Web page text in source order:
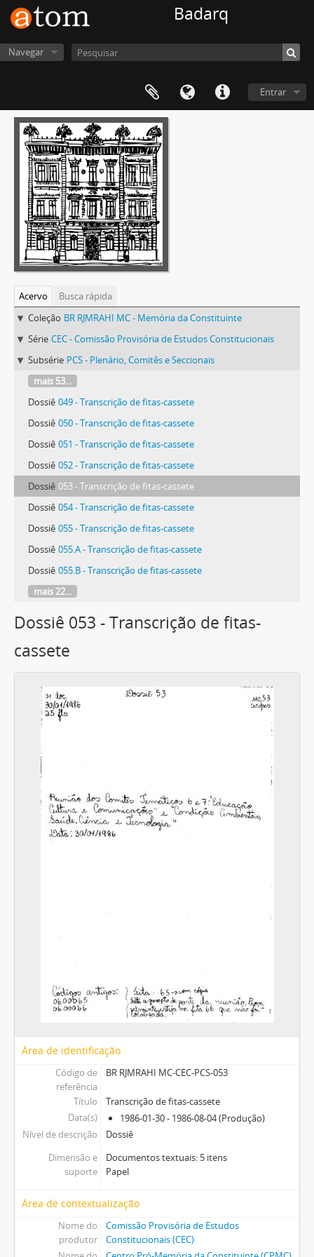
Badarq
Navegar
Entrar
Acervo
Busca rápida
Coleção BR RJMRAHI MC - Memória da Constituinte
Série CEC - Comissão Provisória de Estudos Constitucionais
Subsérie PCS - Plenário, Comitês e Seccionais
mais 53...
Dossiê 049 - Transcrição de fitas-cassete
Dossiê 050 - Transcrição de fitas-cassete
Dossiê 051 - Transcrição de fitas-cassete
Dossiê 052 - Transcrição de fitas-cassete
Dossiê 053 - Transcrição de fitas-cassete
Dossiê 054 - Transcrição de fitas-cassete
Dossiê 055 - Transcrição de fitas-cassete
Dossiê 055.A - Transcrição de fitas-cassete
Dossiê 055.B - Transcrição de fitas-cassete
mais 22...
Dossiê 053 - Transcrição de fitas-
cassete
Área de identificação
Código de
referência
BR RJMRAHI MC-CEC-PCS-053
Título
Transcrição de fitas-cassete
Data(s)
1986-01-30 - 1986-08-04 (Produção)
Nível de descrição
Dossiê
Dimensão e
suporte
Documentos textuais: 5 itens
Papel
Área de contextualização
Nome do
produtor
Comissão Provisória de Estudos
Constitucionais (CEC)